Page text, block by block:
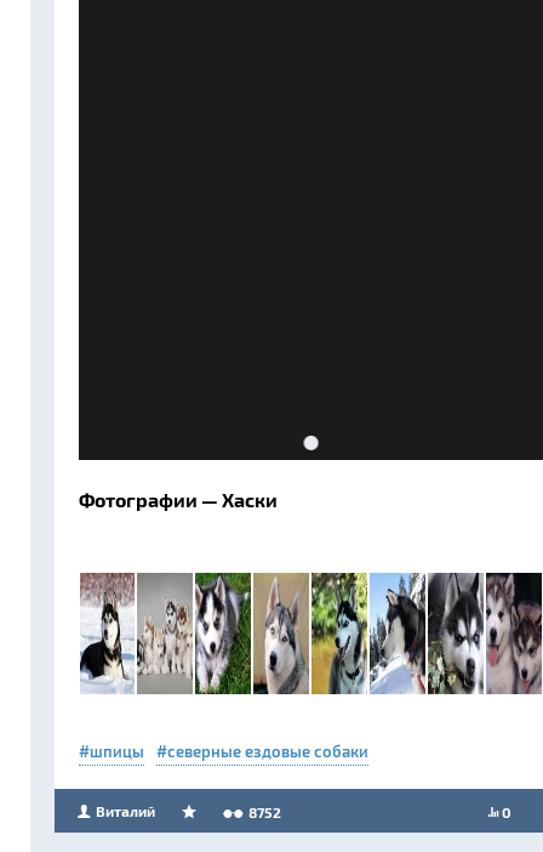
Фотографии — Хаски
шпицы северные ездовые собаки
Виталий 0
8752